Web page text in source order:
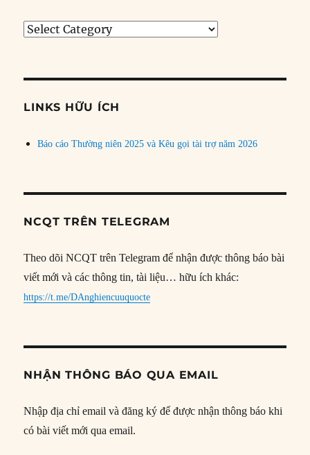
Tìm
đề
LINKS HỮU ÍCH
Báo cáo Thường niên 2025 và Kêu gọi tài trợ năm 2026
NCQT TRÊN TELEGRAM
Theo dõi NCQT trên Telegram để nhận được thông báo bài
viết mới và các thông tin, tài liệu… hữu ích khác:
https://t.me/DAnghiencuuquocte
NHẬN THÔNG BÁO QUA EMAIL
Nhập địa chỉ email và đăng ký để được nhận thông báo khi
có bài viết mới qua email.